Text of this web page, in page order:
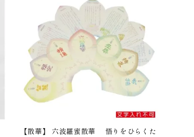
【散華】 六波羅蜜散華 悟りをひらくた